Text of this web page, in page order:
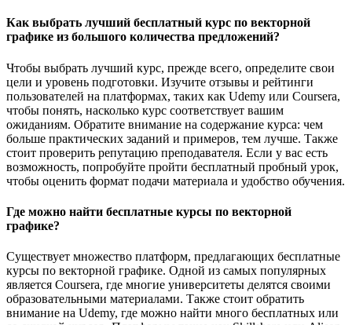
Как выбрать лучший бесплатный курс по векторной
графике из большого количества предложений?
Чтобы выбрать лучший курс, прежде всего, определите свои
цели и уровень подготовки. Изучите отзывы и рейтинги
пользователей на платформах, таких как Udemy или Coursera,
чтобы понять, насколько курс соответствует вашим
ожиданиям. Обратите внимание на содержание курса: чем
больше практических заданий и примеров, тем лучше. Также
стоит проверить репутацию преподавателя. Если у вас есть
возможность, попробуйте пройти бесплатный пробный урок,
чтобы оценить формат подачи материала и удобство обучения.
Где можно найти бесплатные курсы по векторной
графике?
Существует множество платформ, предлагающих бесплатные
курсы по векторной графике. Одной из самых популярных
является Coursera, где многие университеты делятся своими
образовательными материалами. Также стоит обратить
внимание на Udemy, где можно найти много бесплатных или